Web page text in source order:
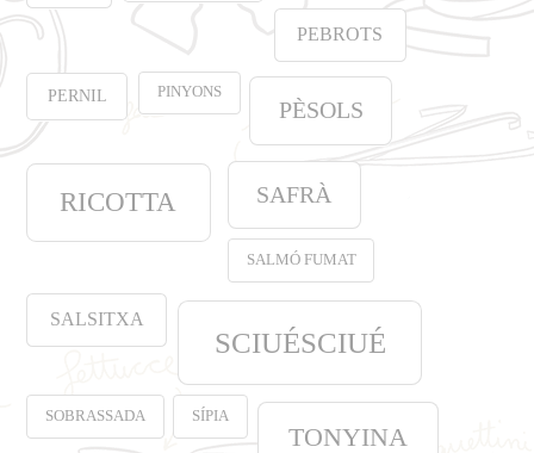
PEBROTS
PERNIL PINYONS
PÈSOLS
RICOTTA SAFRÀ
SALMÓ FUMAT
SALSITXA
SCIUÉSCIUÉ
SOBRASSADA SÍPIA
TONYINA